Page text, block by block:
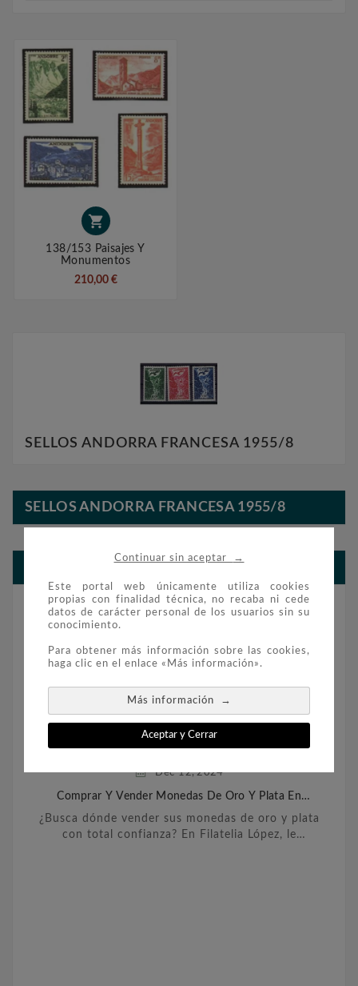
Continuar sin aceptar →
Este portal web únicamente utiliza cookies
propias con finalidad técnica, no recaba ni cede
datos de carácter personal de los usuarios sin su
conocimiento.
Para obtener más información sobre las cookies,
haga clic en el enlace «Más información».
Más información →
Aceptar y Cerrar

138/153 Paisajes Y
Monumentos
210,00 €
SELLOS ANDORRA FRANCESA 1955/8
SELLOS ANDORRA FRANCESA 1955/8
BLOG FILATELIA Y NUMISMÁTICA
Dec 12,2024
Comprar Y Vender Monedas De Oro Y Plata En
¿Busca dónde vender sus monedas de oro y plata
con total confianza? En Filatelia López, le